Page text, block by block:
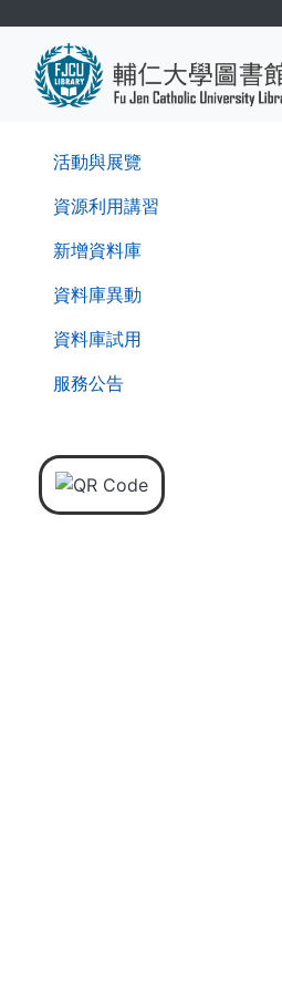
活動與展覽
資源利用講習
新增資料庫
資料庫異動
資料庫試用
服務公告